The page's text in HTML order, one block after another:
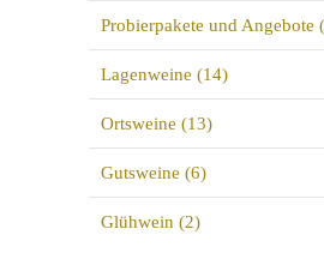
Probierpakete und Angebote
Lagenweine (14)
Ortsweine (13)
Gutsweine (6)
Glühwein (2)